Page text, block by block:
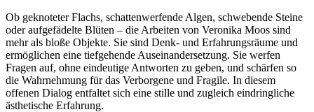
Ob geknoteter Flachs, schattenwerfende Algen, schwebende Steine
oder aufgefädelte Blüten – die Arbeiten von Veronika Moos sind
mehr als bloße Objekte. Sie sind Denk- und Erfahrungsräume und
ermöglichen eine tiefgehende Auseinandersetzung. Sie werfen
Fragen auf, ohne eindeutige Antworten zu geben, und schärfen so
die Wahrnehmung für das Verborgene und Fragile. In diesem
offenen Dialog entfaltet sich eine stille und zugleich eindringliche
ästhetische Erfahrung.